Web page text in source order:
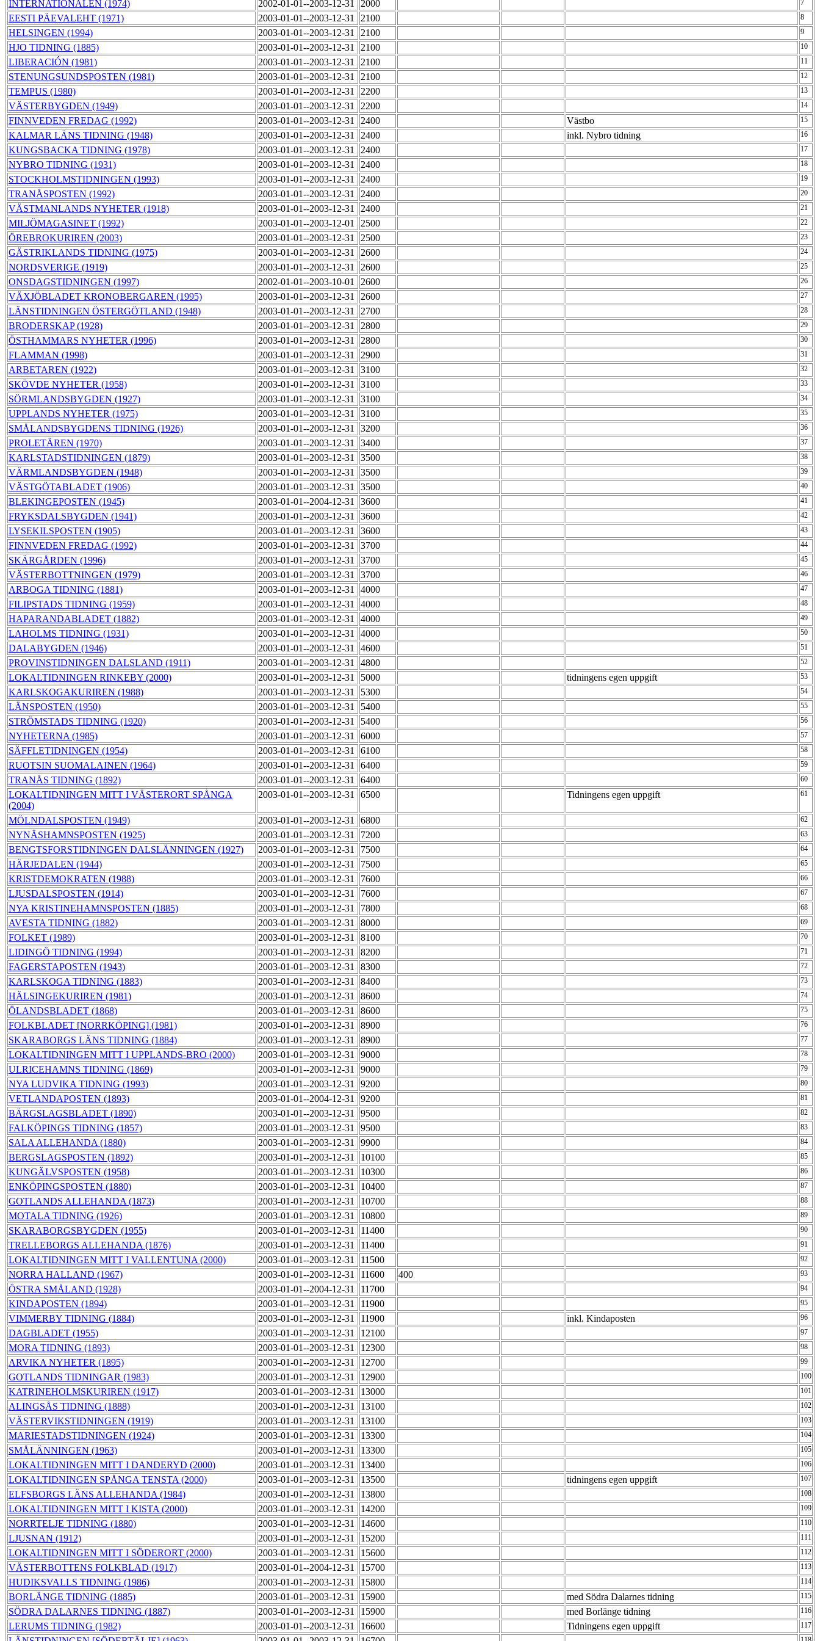
INTERNATIONALEN (1974) 2002-01-01--2003-12-31 2000 7
EESTI PÄEVALEHT (1971) 2003-01-01--2003-12-31 2100 8
HELSINGEN (1994) 2003-01-01--2003-12-31 2100 9
HJO TIDNING (1885) 2003-01-01--2003-12-31 2100 10
LIBERACIÓN (1981) 2003-01-01--2003-12-31 2100 11
STENUNGSUNDSPOSTEN (1981) 2003-01-01--2003-12-31 2100 12
TEMPUS (1980) 2003-01-01--2003-12-31 2200 13
VÄSTERBYGDEN (1949) 2003-01-01--2003-12-31 2200 14
FINNVEDEN FREDAG (1992) 2003-01-01--2003-12-31 2400 Västbo 15
KALMAR LÄNS TIDNING (1948) 2003-01-01--2003-12-31 2400 inkl. Nybro tidning 16
KUNGSBACKA TIDNING (1978) 2003-01-01--2003-12-31 2400 17
NYBRO TIDNING (1931) 2003-01-01--2003-12-31 2400 18
STOCKHOLMSTIDNINGEN (1993) 2003-01-01--2003-12-31 2400 19
TRANÅSPOSTEN (1992) 2003-01-01--2003-12-31 2400 20
VÄSTMANLANDS NYHETER (1918) 2003-01-01--2003-12-31 2400 21
MILJÖMAGASINET (1992) 2003-01-01--2003-12-01 2500 22
ÖREBROKURIREN (2003) 2003-01-01--2003-12-31 2500 23
GÄSTRIKLANDS TIDNING (1975) 2003-01-01--2003-12-31 2600 24
NORDSVERIGE (1919) 2003-01-01--2003-12-31 2600 25
ONSDAGSTIDNINGEN (1997) 2002-01-01--2003-10-01 2600 26
VÄXJÖBLADET KRONOBERGAREN (1995) 2003-01-01--2003-12-31 2600 27
LÄNSTIDNINGEN ÖSTERGÖTLAND (1948) 2003-01-01--2003-12-31 2700 28
BRODERSKAP (1928) 2003-01-01--2003-12-31 2800 29
ÖSTHAMMARS NYHETER (1996) 2003-01-01--2003-12-31 2800 30
FLAMMAN (1998) 2003-01-01--2003-12-31 2900 31
ARBETAREN (1922) 2003-01-01--2003-12-31 3100 32
SKÖVDE NYHETER (1958) 2003-01-01--2003-12-31 3100 33
SÖRMLANDSBYGDEN (1927) 2003-01-01--2003-12-31 3100 34
UPPLANDS NYHETER (1975) 2003-01-01--2003-12-31 3100 35
SMÅLANDSBYGDENS TIDNING (1926) 2003-01-01--2003-12-31 3200 36
PROLETÄREN (1970) 2003-01-01--2003-12-31 3400 37
KARLSTADSTIDNINGEN (1879) 2003-01-01--2003-12-31 3500 38
VÄRMLANDSBYGDEN (1948) 2003-01-01--2003-12-31 3500 39
VÄSTGÖTABLADET (1906) 2003-01-01--2003-12-31 3500 40
BLEKINGEPOSTEN (1945) 2003-01-01--2004-12-31 3600 41
FRYKSDALSBYGDEN (1941) 2003-01-01--2003-12-31 3600 42
LYSEKILSPOSTEN (1905) 2003-01-01--2003-12-31 3600 43
FINNVEDEN FREDAG (1992) 2003-01-01--2003-12-31 3700 44
SKÄRGÅRDEN (1996) 2003-01-01--2003-12-31 3700 45
VÄSTERBOTTNINGEN (1979) 2003-01-01--2003-12-31 3700 46
ARBOGA TIDNING (1881) 2003-01-01--2003-12-31 4000 47
FILIPSTADS TIDNING (1959) 2003-01-01--2003-12-31 4000 48
HAPARANDABLADET (1882) 2003-01-01--2003-12-31 4000 49
LAHOLMS TIDNING (1931) 2003-01-01--2003-12-31 4000 50
DALABYGDEN (1946) 2003-01-01--2003-12-31 4600 51
PROVINSTIDNINGEN DALSLAND (1911) 2003-01-01--2003-12-31 4800 52
LOKALTIDNINGEN RINKEBY (2000) 2003-01-01--2003-12-31 5000 tidningens egen uppgift 53
KARLSKOGAKURIREN (1988) 2003-01-01--2003-12-31 5300 54
LÄNSPOSTEN (1950) 2003-01-01--2003-12-31 5400 55
STRÖMSTADS TIDNING (1920) 2003-01-01--2003-12-31 5400 56
NYHETERNA (1985) 2003-01-01--2003-12-31 6000 57
SÄFFLETIDNINGEN (1954) 2003-01-01--2003-12-31 6100 58
RUOTSIN SUOMALAINEN (1964) 2003-01-01--2003-12-31 6400 59
TRANÅS TIDNING (1892) 2003-01-01--2003-12-31 6400 60
LOKALTIDNINGEN MITT I VÄSTERORT SPÅNGA
(2004)
2003-01-01--2003-12-31 6500 Tidningens egen uppgift 61
MÖLNDALSPOSTEN (1949) 2003-01-01--2003-12-31 6800 62
NYNÄSHAMNSPOSTEN (1925) 2003-01-01--2003-12-31 7200 63
BENGTSFORSTIDNINGEN DALSLÄNNINGEN (1927) 2003-01-01--2003-12-31 7500 64
HÄRJEDALEN (1944) 2003-01-01--2003-12-31 7500 65
KRISTDEMOKRATEN (1988) 2003-01-01--2003-12-31 7600 66
LJUSDALSPOSTEN (1914) 2003-01-01--2003-12-31 7600 67
NYA KRISTINEHAMNSPOSTEN (1885) 2003-01-01--2003-12-31 7800 68
AVESTA TIDNING (1882) 2003-01-01--2003-12-31 8000 69
FOLKET (1989) 2003-01-01--2003-12-31 8100 70
LIDINGÖ TIDNING (1994) 2003-01-01--2003-12-31 8200 71
FAGERSTAPOSTEN (1943) 2003-01-01--2003-12-31 8300 72
KARLSKOGA TIDNING (1883) 2003-01-01--2003-12-31 8400 73
HÄLSINGEKURIREN (1981) 2003-01-01--2003-12-31 8600 74
ÖLANDSBLADET (1868) 2003-01-01--2003-12-31 8600 75
FOLKBLADET [NORRKÖPING] (1981) 2003-01-01--2003-12-31 8900 76
SKARABORGS LÄNS TIDNING (1884) 2003-01-01--2003-12-31 8900 77
LOKALTIDNINGEN MITT I UPPLANDS-BRO (2000) 2003-01-01--2003-12-31 9000 78
ULRICEHAMNS TIDNING (1869) 2003-01-01--2003-12-31 9000 79
NYA LUDVIKA TIDNING (1993) 2003-01-01--2003-12-31 9200 80
VETLANDAPOSTEN (1893) 2003-01-01--2004-12-31 9200 81
BÄRGSLAGSBLADET (1890) 2003-01-01--2003-12-31 9500 82
FALKÖPINGS TIDNING (1857) 2003-01-01--2003-12-31 9500 83
SALA ALLEHANDA (1880) 2003-01-01--2003-12-31 9900 84
BERGSLAGSPOSTEN (1892) 2003-01-01--2003-12-31 10100 85
KUNGÄLVSPOSTEN (1958) 2003-01-01--2003-12-31 10300 86
ENKÖPINGSPOSTEN (1880) 2003-01-01--2003-12-31 10400 87
GOTLANDS ALLEHANDA (1873) 2003-01-01--2003-12-31 10700 88
MOTALA TIDNING (1926) 2003-01-01--2003-12-31 10800 89
SKARABORGSBYGDEN (1955) 2003-01-01--2003-12-31 11400 90
TRELLEBORGS ALLEHANDA (1876) 2003-01-01--2003-12-31 11400 91
LOKALTIDNINGEN MITT I VALLENTUNA (2000) 2003-01-01--2003-12-31 11500 92
NORRA HALLAND (1967) 2003-01-01--2003-12-31 11600 400 93
ÖSTRA SMÅLAND (1928) 2003-01-01--2004-12-31 11700 94
KINDAPOSTEN (1894) 2003-01-01--2003-12-31 11900 95
VIMMERBY TIDNING (1884) 2003-01-01--2003-12-31 11900 inkl. Kindaposten 96
DAGBLADET (1955) 2003-01-01--2003-12-31 12100 97
MORA TIDNING (1893) 2003-01-01--2003-12-31 12300 98
ARVIKA NYHETER (1895) 2003-01-01--2003-12-31 12700 99
GOTLANDS TIDNINGAR (1983) 2003-01-01--2003-12-31 12900 100
KATRINEHOLMSKURIREN (1917) 2003-01-01--2003-12-31 13000 101
ALINGSÅS TIDNING (1888) 2003-01-01--2003-12-31 13100 102
VÄSTERVIKSTIDNINGEN (1919) 2003-01-01--2003-12-31 13100 103
MARIESTADSTIDNINGEN (1924) 2003-01-01--2003-12-31 13300 104
SMÅLÄNNINGEN (1963) 2003-01-01--2003-12-31 13300 105
LOKALTIDNINGEN MITT I DANDERYD (2000) 2003-01-01--2003-12-31 13400 106
LOKALTIDNINGEN SPÅNGA TENSTA (2000) 2003-01-01--2003-12-31 13500 tidningens egen uppgift 107
ELFSBORGS LÄNS ALLEHANDA (1984) 2003-01-01--2003-12-31 13800 108
LOKALTIDNINGEN MITT I KISTA (2000) 2003-01-01--2003-12-31 14200 109
NORRTELJE TIDNING (1880) 2003-01-01--2003-12-31 14600 110
LJUSNAN (1912) 2003-01-01--2003-12-31 15200 111
LOKALTIDNINGEN MITT I SÖDERORT (2000) 2003-01-01--2003-12-31 15600 112
VÄSTERBOTTENS FOLKBLAD (1917) 2003-01-01--2004-12-31 15700 113
HUDIKSVALLS TIDNING (1986) 2003-01-01--2003-12-31 15800 114
BORLÄNGE TIDNING (1885) 2003-01-01--2003-12-31 15900 med Södra Dalarnes tidning 115
SÖDRA DALARNES TIDNING (1887) 2003-01-01--2003-12-31 15900 med Borlänge tidning 116
LERUMS TIDNING (1982) 2003-01-01--2003-12-31 16600 Tidningens egen uppgift 117